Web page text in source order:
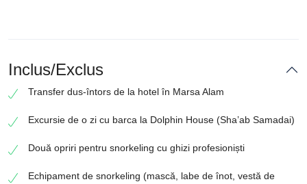
Inclus/Exclus
Transfer dus-întors de la hotel în Marsa Alam
Excursie de o zi cu barca la Dolphin House (Sha’ab Samadai)
Două opriri pentru snorkeling cu ghizi profesioniști
Echipament de snorkeling (mască, labe de înot, vestă de